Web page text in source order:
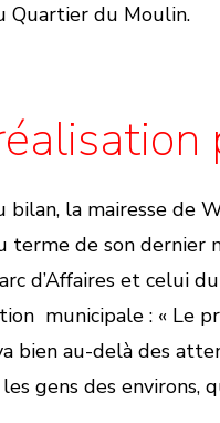
Quartier du Moulin.
bilan, la mairesse de
terme de son dernier
d’Affaires et celui
municipale : « Le
bien au-delà des
gens des environs,